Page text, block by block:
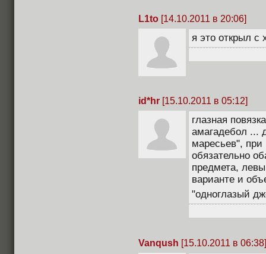
L1to [14.10.2011 в 20:06]
я это открыл с
id*hr [15.10.2011 в 05:12]
глазная
амагадебол ...
маресьев",
обязательно
предмета,
варианте и
"одноглазый
Vanqush [15.10.2011 в 06:38]